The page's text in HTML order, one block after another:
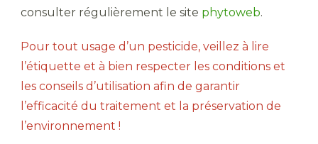
consulter régulièrement le site phytoweb.
Pour tout usage d’un pesticide, veillez à lire
l’étiquette et à bien respecter les conditions et
les conseils d’utilisation afin de garantir
l’efficacité du traitement et la préservation de
l’environnement !